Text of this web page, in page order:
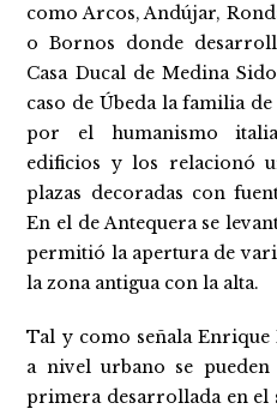
como Arcos, Andújar,
o Bornos donde
Casa Ducal de Medina
caso de Úbeda la familia
por el humanismo
edificios y los relacionó
plazas decoradas con
En el de Antequera se
permitió la apertura de
la zona antigua con la alta.
Tal y como señala
a nivel urbano se
primera desarrollada en